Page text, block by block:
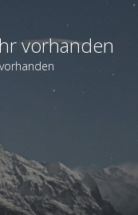
vorhanden